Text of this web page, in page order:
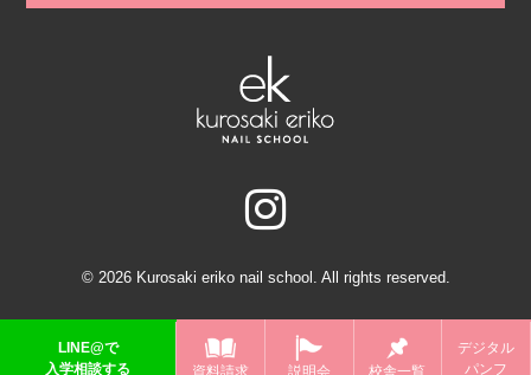
LINE@で
入学相談する
資料請求 説明会 校舎一覧
デジタル
パンフ
© 2026 Kurosaki eriko nail school. All rights reserved.